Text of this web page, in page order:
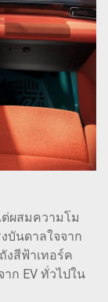
ผสมความโม
บันดาลใจจาก
งสีฟ้าเทอร์ค
ก EV ทั่วไปใน